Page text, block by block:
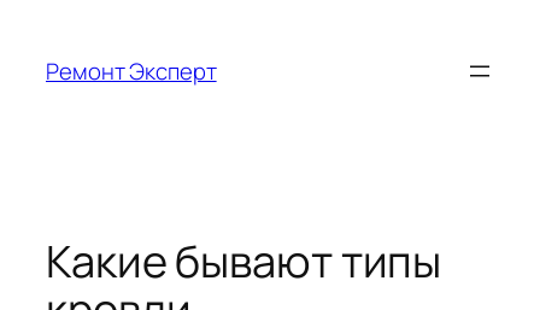
содержимому
Ремонт Эксперт
Какие бывают типы